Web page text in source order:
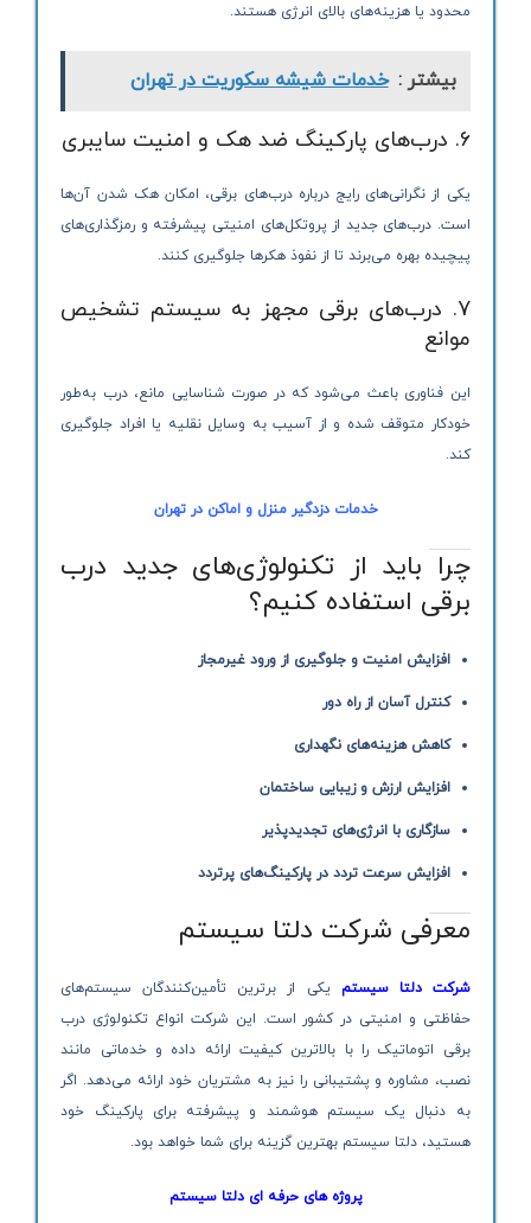
محدود یا هزینه‌های بالای انرژی هستند.
بیشتر : خدمات شیشه سکوریت در تهران
6. درب‌های پارکینگ ضد هک و امنیت سایبری
یکی از نگرانی‌های رایج درباره درب‌های برقی، امکان هک شدن آن‌ها
است. درب‌های جدید از پروتکل‌های امنیتی پیشرفته و رمزگذاری‌های
پیچیده بهره می‌برند تا از نفوذ هکرها جلوگیری کنند.
7. درب‌های برقی مجهز به سیستم تشخیص
موانع
این فناوری باعث می‌شود که در صورت شناسایی مانع، درب به‌طور
خودکار متوقف شده و از آسیب به وسایل نقلیه یا افراد جلوگیری
کند.
خدمات دزدگیر منزل و اماکن در تهران
چرا باید از تکنولوژی‌های جدید درب
برقی استفاده کنیم؟
افزایش امنیت و جلوگیری از ورود غیرمجاز
کنترل آسان از راه دور
کاهش هزینه‌های نگهداری
افزایش ارزش و زیبایی ساختمان
سازگاری با انرژی‌های تجدیدپذیر
افزایش سرعت تردد در پارکینگ‌های پرتردد
معرفی شرکت دلتا سیستم
شرکت دلتا سیستم یکی از برترین تأمین‌کنندگان سیستم‌های
حفاظتی و امنیتی در کشور است. این شرکت انواع تکنولوژی درب
برقی اتوماتیک را با بالاترین کیفیت ارائه داده و خدماتی مانند
نصب، مشاوره و پشتیبانی را نیز به مشتریان خود ارائه می‌دهد. اگر
به دنبال یک سیستم هوشمند و پیشرفته برای پارکینگ خود
هستید، دلتا سیستم بهترین گزینه برای شما خواهد بود.
پروژه های حرفه ای دلتا سیستم